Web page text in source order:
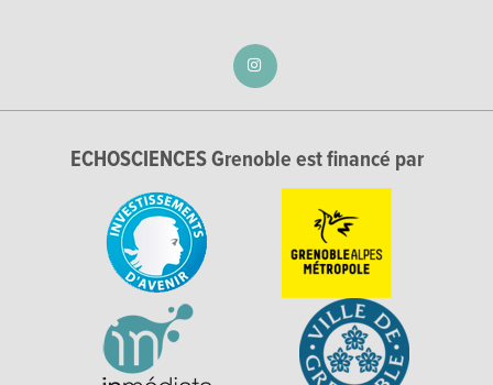
ECHOSCIENCES Grenoble est financé par